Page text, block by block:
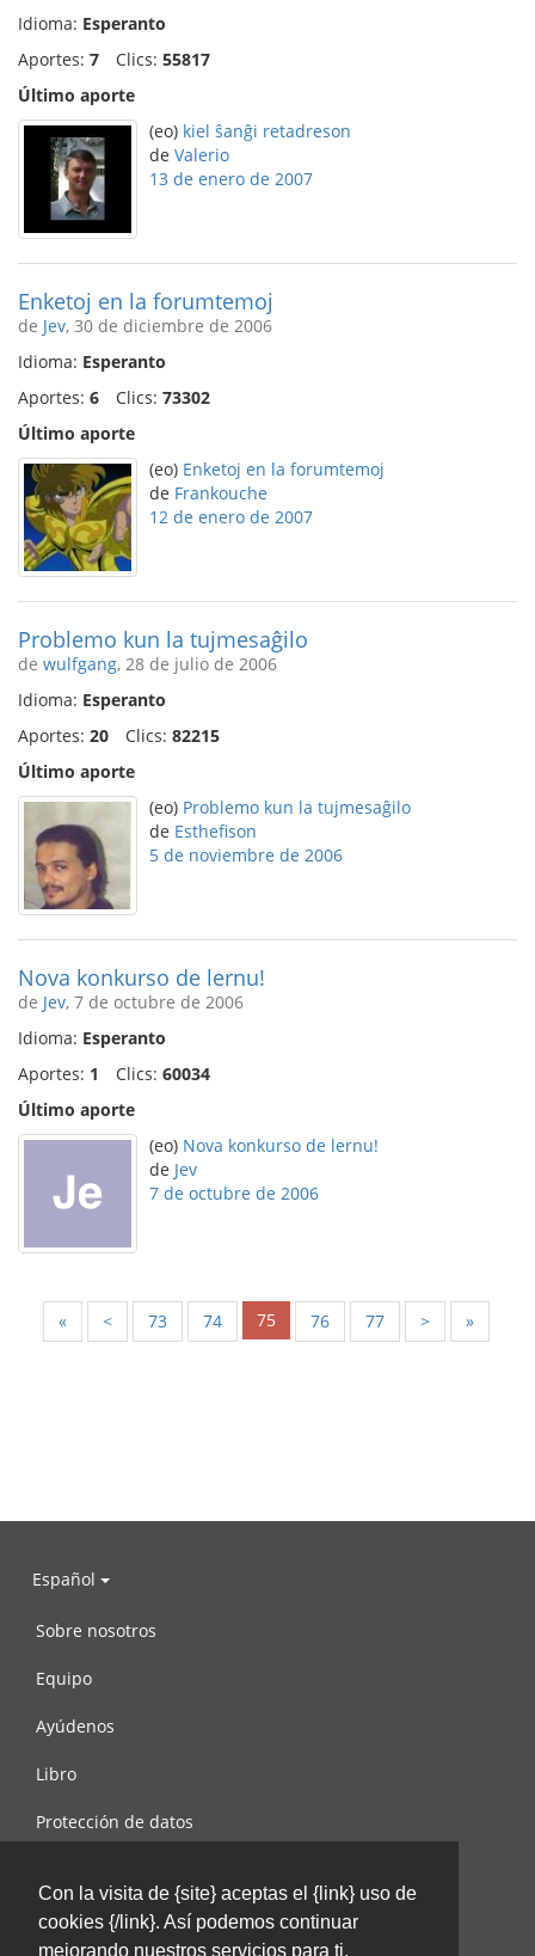
Con la visita de {site} aceptas el {link} uso de
cookies {/link}. Así podemos continuar
mejorando nuestros servicios para ti.
Idioma: Esperanto
Aportes: 7 Clics: 55817
Último aporte
(eo) kiel ŝanĝi retadreson
de Valerio
13 de enero de 2007
Enketoj en la forumtemoj
de Jev, 30 de diciembre de 2006
Idioma: Esperanto
Aportes: 6 Clics: 73302
Último aporte
(eo) Enketoj en la forumtemoj
de Frankouche
12 de enero de 2007
Problemo kun la tujmesaĝilo
de wulfgang, 28 de julio de 2006
Idioma: Esperanto
Aportes: 20 Clics: 82215
Último aporte
(eo) Problemo kun la tujmesaĝilo
de Esthefison
5 de noviembre de 2006
Nova konkurso de lernu!
de Jev, 7 de octubre de 2006
Idioma: Esperanto
Aportes: 1 Clics: 60034
Último aporte
(eo) Nova konkurso de lernu!
de Jev
7 de octubre de 2006
« < 73 74 75 76 77 > »
Español
Sobre nosotros
Equipo
Ayúdenos
Libro
Protección de datos
Contáctenos